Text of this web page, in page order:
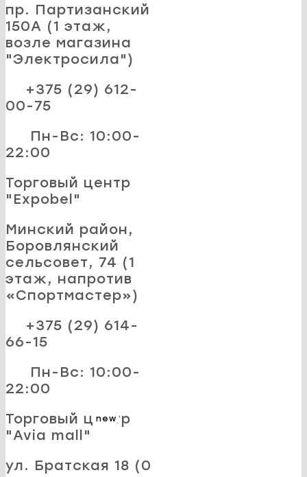
пр. Партизанский
150А (1 этаж,
возле магазина
"Электросила")
+375 (29) 612-
00-75
Пн-Вс: 10:00-
22:00
Торговый центр
"Expobel"
Минский район,
Боровлянский
сельсовет, 74 (1
этаж, напротив
«Спортмастер»)
+375 (29) 614-
66-15
Пн-Вс: 10:00-
22:00
new
Торговый центр
"Avia mall"
ул. Братская 18 (0